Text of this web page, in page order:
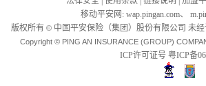
移动平安网 : wap.pingan.com、
版权所有 ©中国平安保险（集团）股份有限公司 未
Copyright © PING AN INSURANCE (GROUP)
ICP许可证号 粤ICP备